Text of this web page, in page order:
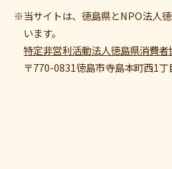
※当サイトは、徳島県とNPO法人
います。
特定非営利活動法人徳島県消費者
〒770-0831徳島市寺島本町西1